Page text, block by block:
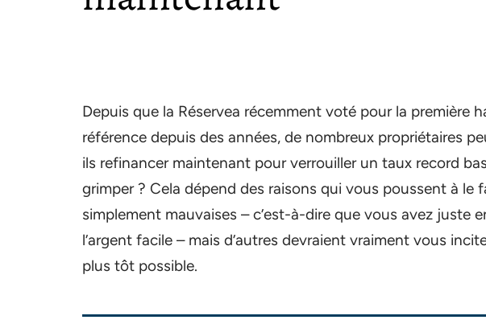
Depuis que la Réservea récemment voté pour la première
référence depuis des années, de nombreux propriétaires
ils refinancer maintenant pour verrouiller un taux record
grimper ? Cela dépend des raisons qui vous poussent à le
simplement mauvaises – c’est-à-dire que vous avez juste
l’argent facile – mais d’autres devraient vraiment vous
plus tôt possible.